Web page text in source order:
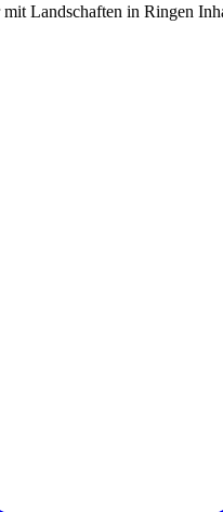
Landschaften in Ringen